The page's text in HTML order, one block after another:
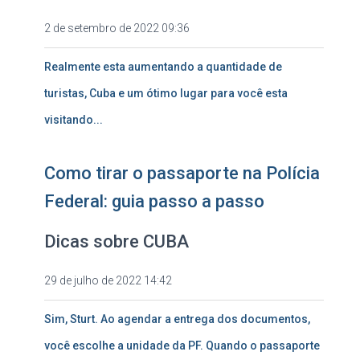
2 de setembro de 2022 09:36
Realmente esta aumentando a quantidade de
turistas, Cuba e um ótimo lugar para você esta
visitando...
Como tirar o passaporte na Polícia
Federal: guia passo a passo
Dicas sobre CUBA
29 de julho de 2022 14:42
Sim, Sturt. Ao agendar a entrega dos documentos,
você escolhe a unidade da PF. Quando o passaporte